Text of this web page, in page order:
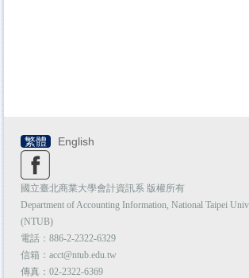
繁體 English
國立臺北商業大學會計資訊系 版權所有
Department of Accounting Information, National Taipei
(NTUB)
電話：886-2-2322-6329
信箱：acct@ntub.edu.tw
傳真：02-2322-6369